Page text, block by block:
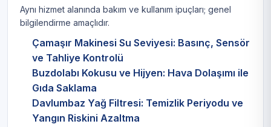
Aynı hizmet alanında bakım ve kullanım ipuçları; genel
bilgilendirme amaçlıdır.
Çamaşır Makinesi Su Seviyesi: Basınç, Sensör
ve Tahliye Kontrolü
Buzdolabı Kokusu ve Hijyen: Hava Dolaşımı ile
Gıda Saklama
Davlumbaz Yağ Filtresi: Temizlik Periyodu ve
Yangın Riskini Azaltma